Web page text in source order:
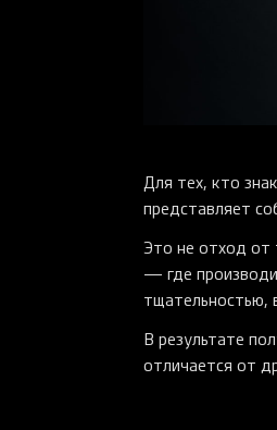
Для тех, кто
представляет
Это не отход от
— где
тщательностью,
В результате
отличается от